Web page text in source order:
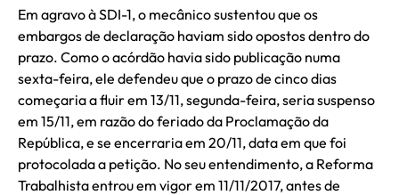
Em agravo à SDI-1, o mecânico sustentou que os
embargos de declaração haviam sido opostos dentro do
prazo. Como o acórdão havia sido publicação numa
sexta-feira, ele defendeu que o prazo de cinco dias
começaria a fluir em 13/11, segunda-feira, seria suspenso
em 15/11, em razão do feriado da Proclamação da
República, e se encerraria em 20/11, data em que foi
protocolada a petição. No seu entendimento, a Reforma
Trabalhista entrou em vigor em 11/11/2017, antes de